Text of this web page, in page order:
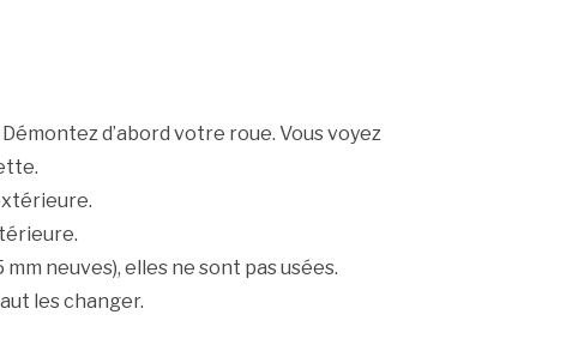
d’abord votre roue. Vous voyez
neuves), elles ne sont pas usées.
les changer.